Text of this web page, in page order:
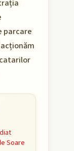
parcare
Soare